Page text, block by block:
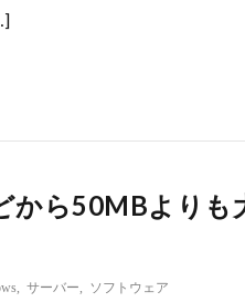
から50MBよりも
サーバー ソフトウェア